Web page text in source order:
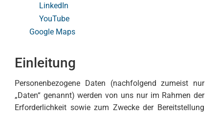
LinkedIn
YouTube
Google Maps
Einleitung
Personenbezogene Daten (nachfolgend zumeist nur
„Daten“ genannt) werden von uns nur im Rahmen der
Erforderlichkeit sowie zum Zwecke der Bereitstellung